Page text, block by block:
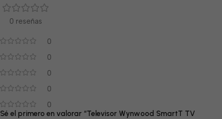
0 reseñas
0
0
0
0
0
Sé el primero en valorar “Televisor Wynwood SmartT TV